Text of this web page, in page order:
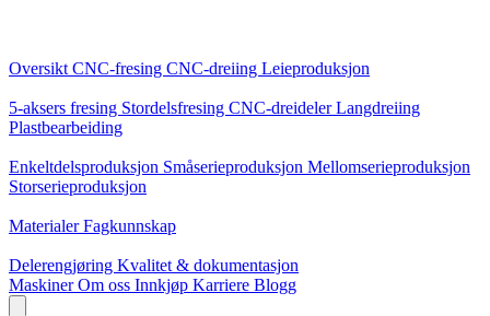
Oversikt CNC-fresing CNC-dreiing Leieproduksjon
5-aksers fresing Stordelsfresing CNC-dreidelerLangdreiing
Plastbearbeiding
Enkeltdelsproduksjon Småserieproduksjon Mellomserieproduksjon
Storserieproduksjon
MaterialerFagkunnskap
Delerengjøring Kvalitet & dokumentasjon
MaskinerOm oss Innkjøp Karriere Blogg